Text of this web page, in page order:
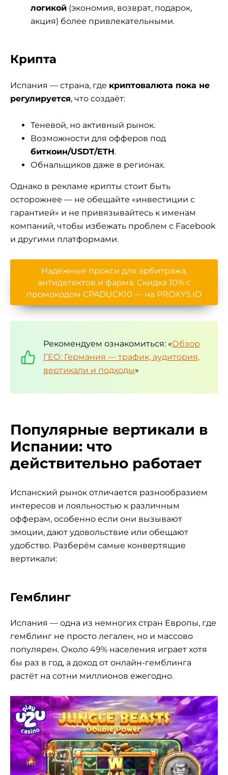
логикой (экономия, возврат, подарок,
акция) более привлекательными.
Крипта
Испания — страна, где криптовалюта пока не
регулируется, что создаёт:
Теневой, но активный рынок.
Возможности для офферов под
биткоин/USDT/ETH.
Обнальщиков даже в регионах.
Однако в рекламе крипты стоит быть
осторожнее — не обещайте «инвестиции с
гарантией» и не привязывайтесь к именам
компаний, чтобы избежать проблем с Facebook
и другими платформами.
Надёжные прокси для арбитража,
антидетектов и фарма. Скидка 10% с
промокодом CPADUCK10 — на PROXYS.IO
Рекомендуем ознакомиться: «Обзор
ГЕО: Германия — трафик, аудитория,
вертикали и подходы»
Популярные вертикали в
Испании: что
действительно работает
Испанский рынок отличается разнообразием
интересов и лояльностью к различным
офферам, особенно если они вызывают
эмоции, дают удовольствие или обещают
удобство. Разберём самые конвертящие
вертикали:
Гемблинг
Испания — одна из немногих стран Европы, где
гемблинг не просто легален, но и массово
популярен. Около 49% населения играет хотя
бы раз в год, а доход от онлайн-гемблинга
растёт на сотни миллионов ежегодно.